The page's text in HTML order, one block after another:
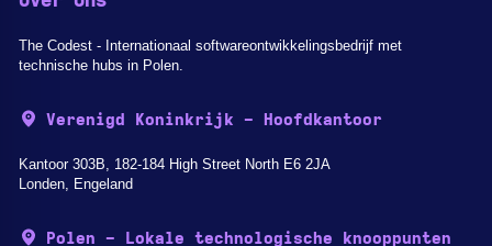
The Codest - Internationaal softwareontwikkelingsbedrijf met
technische hubs in Polen.
Verenigd Koninkrijk - Hoofdkantoor
Kantoor 303B, 182-184 High Street North E6 2JA
Londen, Engeland
Polen - Lokale technologische knooppunten